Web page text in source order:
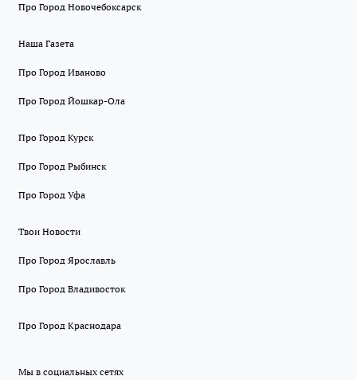
Про Город Новочебоксарск
Наша Газета
Про Город Иваново
Про Город Йошкар-Ола
Про Город Курск
Про Город Рыбинск
Про Город Уфа
Твои Новости
Про Город Ярославль
Про Город Владивосток
Про Город Краснодара
Мы в социальных сетях